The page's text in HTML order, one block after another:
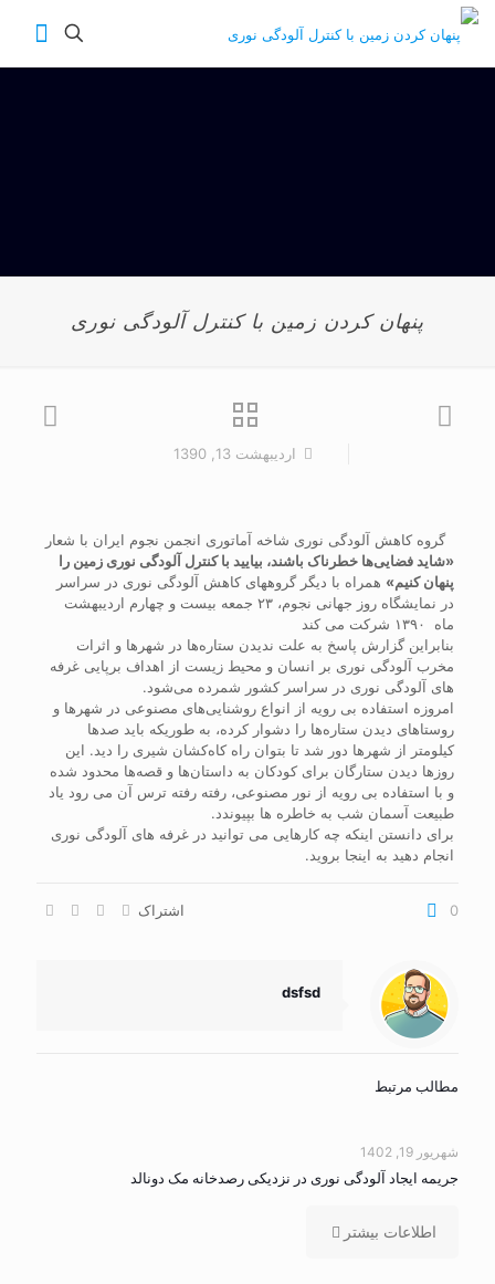
پنهان کردن زمین با کنترل آلودگی نوری
اردیبهشت 13, 1390
گروه‌ کاهش آلودگی نوری شاخه آماتوری انجمن نجوم ایران با شعار
«شاید فضایی‌ها خطرناک باشند، بیایید با کنترل آلودگی نوری زمین را
پنهان کنیم» همراه با دیگر گروههای کاهش آلودگی نوری در سراسر
در نمایشگاه‌ روز جهانی نجوم، ۲۳ جمعه بیست و چهارم اردیبهشت
ماه ۱۳۹۰ شرکت می کند
بنابراین گزارش پاسخ به علت ندیدن ستاره‌ها در شهر‌ها و اثرات
مخرب آلودگی نوری بر انسان و محیط زیست از اهداف برپایی غرفه
‌های آلودگی نوری در سراسر کشور شمرده می‌شود.
امروزه استفاده بی رویه از انواع روشنایی‌های مصنوعی در شهر‌ها و
روستاهای دیدن ستاره‌‌ها را دشوار کرده، به طوریکه باید صدها
کیلومتر از شهرها دور شد تا بتوان راه کاه‌کشان شیری را دید. این
روزها دیدن ستارگان برای کودکان به داستان‌ها و قصه‌ها محدود شده
و با استفاده بی رویه از نور مصنوعی، رفته رفته ترس آن می رود یاد
طبیعت آسمان شب به خاطره ها بپیوندد.
برای دانستن اینکه چه کارهایی می توانید در غرفه های آلودگی نوری
انجام دهید به اینجا بروید.
اشتراک 0
dsfsd
مطالب مرتبط
شهریور 19, 1402
جریمه ایجاد آلودگی نوری در نزدیکی رصدخانه مک دونالد
اطلاعات بیشتر